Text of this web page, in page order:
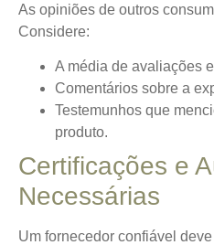
As opiniões de outros
Considere:
A média de avaliações
Comentários sobre a
Testemunhos que
produto.
Certificações e
Necessárias
Um fornecedor confiável